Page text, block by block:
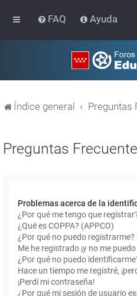
FAQ Ayuda
Índice general Preguntas
Preguntas
Problemas acerca de la
¿Por qué me tengo que
¿Qué es COPPA? (APPCO)
¿Por qué no puedo registrarme?
Me he registrado ¡y no me
¿Por qué no puedo
Hace un tiempo me registré,
¡Perdí mi contraseña!
¿Por qué mi sesión de usuario